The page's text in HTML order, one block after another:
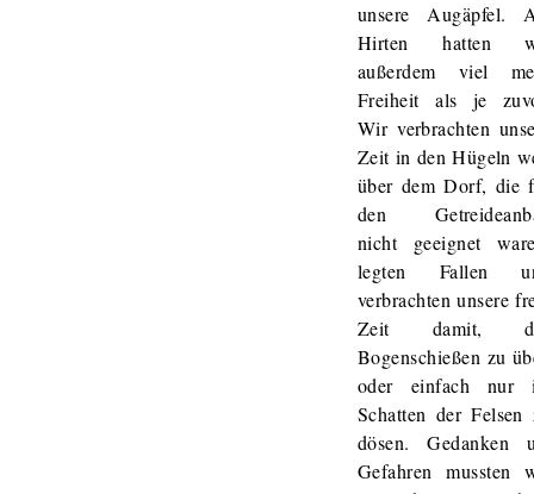
unsere Augäpfel.
Hirten hatten
außerdem viel
Freiheit als je
Wir verbrachten
Zeit in den Hügeln
über dem Dorf, die
den
nicht geeignet
legten Fallen
verbrachten unsere
Zeit damit,
Bogenschießen zu
oder einfach nur
Schatten der Felsen
dösen. Gedanken
Gefahren mussten